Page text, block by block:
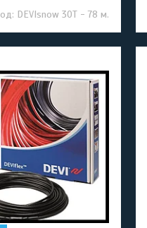
DEVIsnow 30T - 78 м.